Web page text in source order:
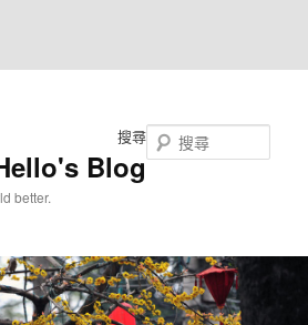
Blog
better.
搜尋